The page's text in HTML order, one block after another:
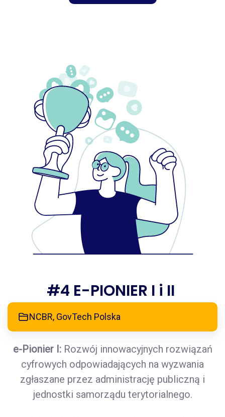
#4 E-PIONIER I i II
NCBR, GovTech Polska
e-Pionier I:Rozwój innowacyjnych rozwiązań
cyfrowych odpowiadających na wyzwania
zgłaszane przez administrację publiczną i
jednostki samorządu terytorialnego.